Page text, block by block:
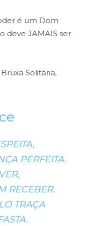
é um Dom
deve JAMAIS ser
Solitária,
PERFEITA.
RECEBER.
TRAÇA